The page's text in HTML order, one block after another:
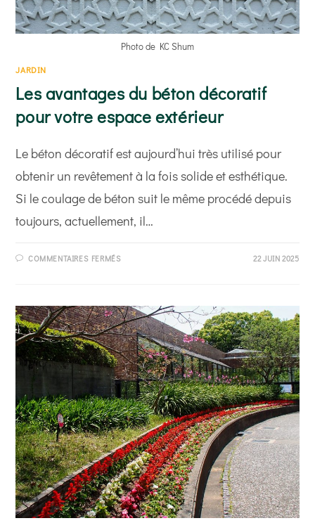
Photo de KC Shum
JARDIN
Les avantages du béton décoratif
pour votre espace extérieur
Le béton décoratif est aujourd’hui très utilisé pour
obtenir un revêtement à la fois solide et esthétique.
Si le coulage de béton suit le même procédé depuis
toujours, actuellement, il…
COMMENTAIRES FERMÉSSUR
DÉCORATIF
POUR
VOTRE
ESPACE
EXTÉRIEUR
22 JUIN 2025